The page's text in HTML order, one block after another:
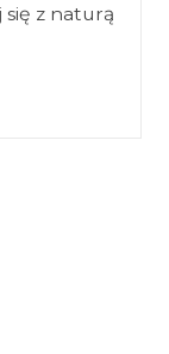
się z naturą